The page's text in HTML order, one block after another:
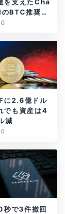
を支えたCha
BTC推奨は
に2.6億ドル
でも資産は4
減
秒で3件撤回